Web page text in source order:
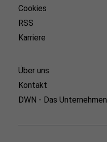
Cookies
RSS
Karriere
Über uns
Kontakt
DWN - Das Unternehmen